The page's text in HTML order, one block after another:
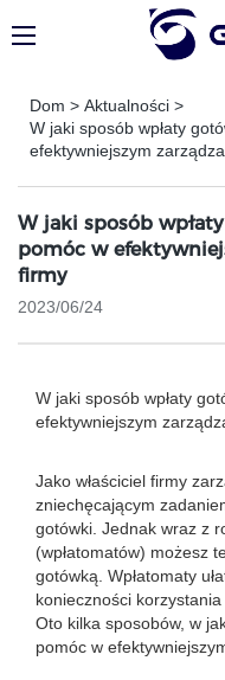
Dom > Aktualności >
W jaki sposób wpłaty
efektywniejszym
W jaki sposób
pomóc w
firmy
2023/06/24
W jaki sposób wpłaty
efektywniejszym
Jako właściciel firmy
zniechęcającym
gotówki. Jednak wraz z
(wpłatomatów) możesz
gotówką. Wpłatomaty
konieczności
Oto kilka sposobów, w
pomóc w